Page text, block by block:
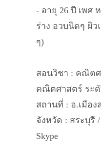
- อายุ 26 ปี เพศ
ร่าง อวบนิดๆ ผิ
ๆ)
สอนวิชา : คณิต
คณิตศาสตร์ ระ
สถานที่ : อ.เมือง
จังหวัด : สระบุรี
Skype